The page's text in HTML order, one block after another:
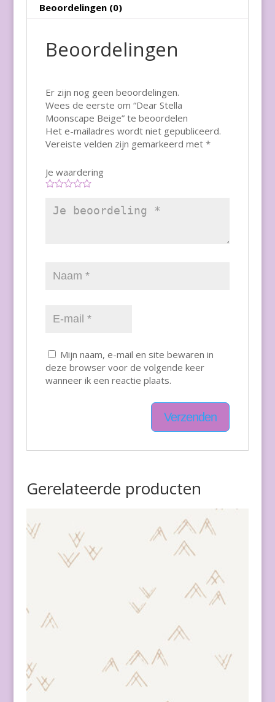
Beoordelingen (0)
Beoordelingen
Er zijn nog geen beoordelingen.
Wees de eerste om “Dear Stella
Moonscape Beige” te beoordelen
Het e-mailadres wordt niet gepubliceerd.
Vereiste velden zijn gemarkeerd met *
Je waardering
Mijn naam, e-mail en site bewaren in
deze browser voor de volgende keer
wanneer ik een reactie plaats.
Gerelateerde producten